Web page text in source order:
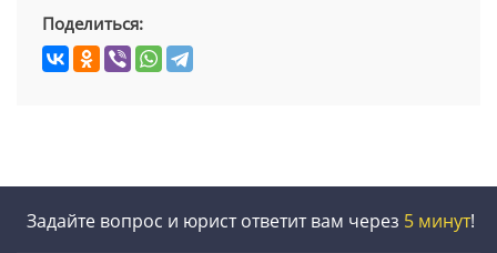
Поделиться:
Задайте вопрос и юрист ответит вам через 5 минут!